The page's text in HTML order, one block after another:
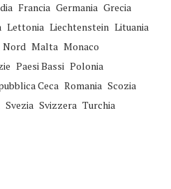
Francia Germania Grecia
Lettonia Liechtenstein Lituania
Nord Malta Monaco
Paesi Bassi Polonia
Ceca Romania Scozia
Svezia Svizzera Turchia